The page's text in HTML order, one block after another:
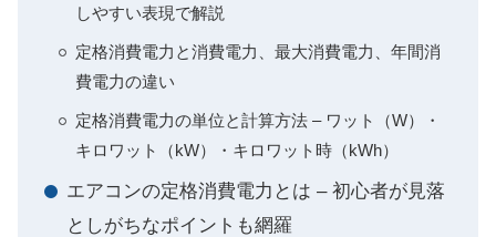
しやすい表現で解説
定格消費電力と消費電力、最大消費電力、年間消
費電力の違い
定格消費電力の単位と計算方法 – ワット（W）・
キロワット（kW）・キロワット時（kWh）
エアコンの定格消費電力とは – 初心者が見落
としがちなポイントも網羅